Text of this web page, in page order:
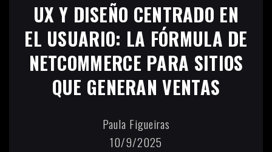
UX Y DISEÑO CENTRADO EN
EL USUARIO: LA FÓRMULA DE
NETCOMMERCE PARA SITIOS
QUE GENERAN VENTAS
Paula Figueiras
10/9/2025